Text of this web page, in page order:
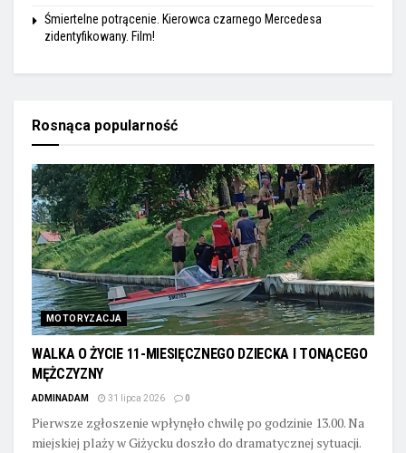
Śmiertelne potrącenie. Kierowca czarnego Mercedesa
zidentyfikowany. Film!
Rosnąca popularność
MOTORYZACJA
WALKA O ŻYCIE 11-MIESIĘCZNEGO DZIECKA I TONĄCEGO
MĘŻCZYZNY
ADMINADAM 31 lipca 2026 0
Pierwsze zgłoszenie wpłynęło chwilę po godzinie 13.00. Na
miejskiej plaży w Giżycku doszło do dramatycznej sytuacji.